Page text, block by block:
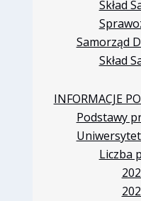
Skład
Samorząd
Skład
INFORMACJE
Podstawy
Liczba